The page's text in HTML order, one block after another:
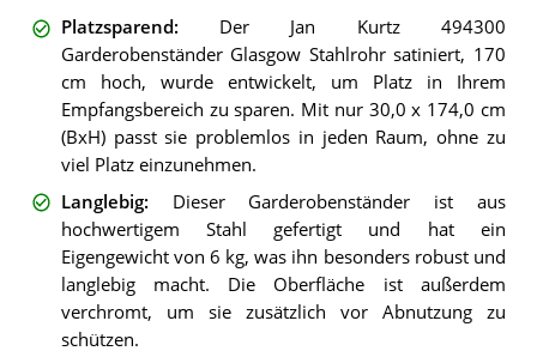
Platzsparend: Der Jan Kurtz 494300
Garderobenständer Glasgow Stahlrohr satiniert, 170
cm hoch, wurde entwickelt, um Platz in Ihrem
Empfangsbereich zu sparen. Mit nur 30,0 x 174,0 cm
(BxH) passt sie problemlos in jeden Raum, ohne zu
viel Platz einzunehmen.
Langlebig: Dieser Garderobenständer ist aus
hochwertigem Stahl gefertigt und hat ein
Eigengewicht von 6 kg, was ihn besonders robust und
langlebig macht. Die Oberfläche ist außerdem
verchromt, um sie zusätzlich vor Abnutzung zu
schützen.